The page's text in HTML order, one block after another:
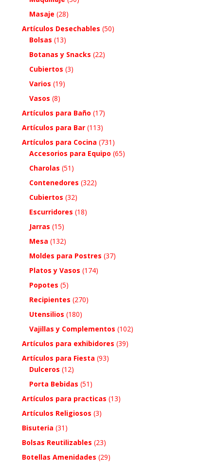
Masaje (28)
Artículos Desechables (50)
Bolsas (13)
Botanas y Snacks (22)
Cubiertos (3)
Varios (19)
Vasos (8)
Artículos para Baño (17)
Artículos para Bar (113)
Artículos para Cocina (731)
Accesorios para Equipo (65)
Charolas (51)
Contenedores (322)
Cubiertos (32)
Escurridores (18)
Jarras (15)
Mesa (132)
Moldes para Postres (37)
Platos y Vasos (174)
Popotes (5)
Recipientes (270)
Utensilios (180)
Vajillas y Complementos (102)
Artículos para exhibidores (39)
Artículos para Fiesta (93)
Dulceros (12)
Porta Bebidas (51)
Artículos para practicas (13)
Artículos Religiosos (3)
Bisuteria (31)
Bolsas Reutilizables (23)
Botellas Amenidades (29)